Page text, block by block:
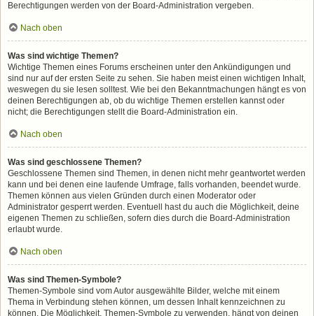
Berechtigungen werden von der Board-Administration vergeben.
Nach oben
Was sind wichtige Themen?
Wichtige Themen eines Forums erscheinen unter den Ankündigungen und
sind nur auf der ersten Seite zu sehen. Sie haben meist einen wichtigen Inhalt,
weswegen du sie lesen solltest. Wie bei den Bekanntmachungen hängt es von
deinen Berechtigungen ab, ob du wichtige Themen erstellen kannst oder
nicht; die Berechtigungen stellt die Board-Administration ein.
Nach oben
Was sind geschlossene Themen?
Geschlossene Themen sind Themen, in denen nicht mehr geantwortet werden
kann und bei denen eine laufende Umfrage, falls vorhanden, beendet wurde.
Themen können aus vielen Gründen durch einen Moderator oder
Administrator gesperrt werden. Eventuell hast du auch die Möglichkeit, deine
eigenen Themen zu schließen, sofern dies durch die Board-Administration
erlaubt wurde.
Nach oben
Was sind Themen-Symbole?
Themen-Symbole sind vom Autor ausgewählte Bilder, welche mit einem
Thema in Verbindung stehen können, um dessen Inhalt kennzeichnen zu
können. Die Möglichkeit, Themen-Symbole zu verwenden, hängt von deinen